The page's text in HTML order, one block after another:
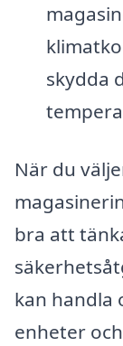
skydda
När du
bra att
kan handla
enheter